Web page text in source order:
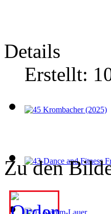
Details
Erstellt:
Zu den